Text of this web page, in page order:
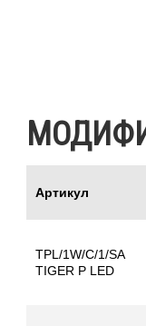
Артикул
TPL/1W/C/1/SA
TIGER P LED